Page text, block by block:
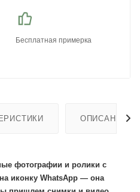
Бесплатная примерка
ОПИСАНИЕ
фотографии и ролики с
иконку WhatsApp — она